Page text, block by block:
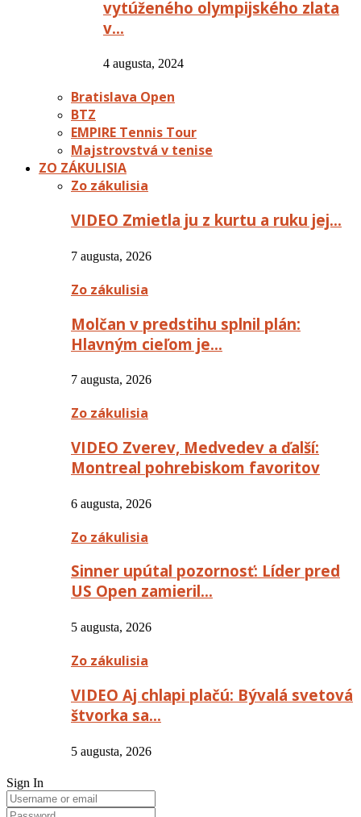
vytúženého olympijského zlata
v…
4 augusta, 2024
Bratislava Open
BTZ
EMPIRE Tennis Tour
Majstrovstvá v tenise
ZO ZÁKULISIA
Zo zákulisia
VIDEO Zmietla ju z kurtu a ruku jej…
7 augusta, 2026
Zo zákulisia
Molčan v predstihu splnil plán:
Hlavným cieľom je…
7 augusta, 2026
Zo zákulisia
VIDEO Zverev, Medvedev a ďalší:
Montreal pohrebiskom favoritov
6 augusta, 2026
Zo zákulisia
Sinner upútal pozornosť: Líder pred
US Open zamieril…
5 augusta, 2026
Zo zákulisia
VIDEO Aj chlapi plačú: Bývalá svetová
štvorka sa…
5 augusta, 2026
Sign In